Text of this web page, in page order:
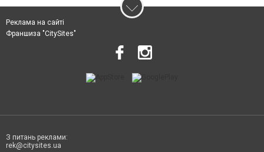
Реклама на сайті
Франшиза "CitySites"
З питань реклами:
rek@citysites.ua